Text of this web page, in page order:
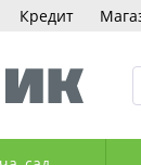
Кредит